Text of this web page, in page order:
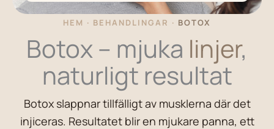
HEM · BEHANDLINGAR · BOTOX
Botox – mjuka linjer,
naturligt resultat
Botox slappnar tillfälligt av musklerna där det
injiceras. Resultatet blir en mjukare panna, ett